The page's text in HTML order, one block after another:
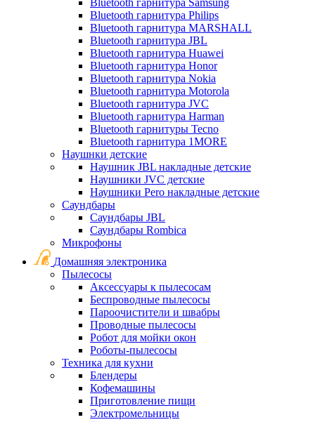
Bluetooth гарнитура Samsung
Bluetooth гарнитура Philips
Bluetooth гарнитура MARSHALL
Bluetooth гарнитура JBL
Bluetooth гарнитура Huawei
Bluetooth гарнитура Honor
Bluetooth гарнитура Nokia
Bluetooth гарнитура Motorola
Bluetooth гарнитура JVC
Bluetooth гарнитура Harman
Bluetooth гарнитуры Tecno
Bluetooth гарнитура 1MORE
Наушнки детские
Наушник JBL накладные детские
Наушники JVC детские
Наушники Pero накладные детские
Саундбары
Саундбары JBL
Саундбары Rombica
Микрофоны
Домашняя электроника
Пылесосы
Аксессуары к пылесосам
Беспроводные пылесосы
Пароочистители и швабры
Проводные пылесосы
Робот для мойки окон
Роботы-пылесосы
Техника для кухни
Блендеры
Кофемашины
Приготовление пищи
Электромельницы